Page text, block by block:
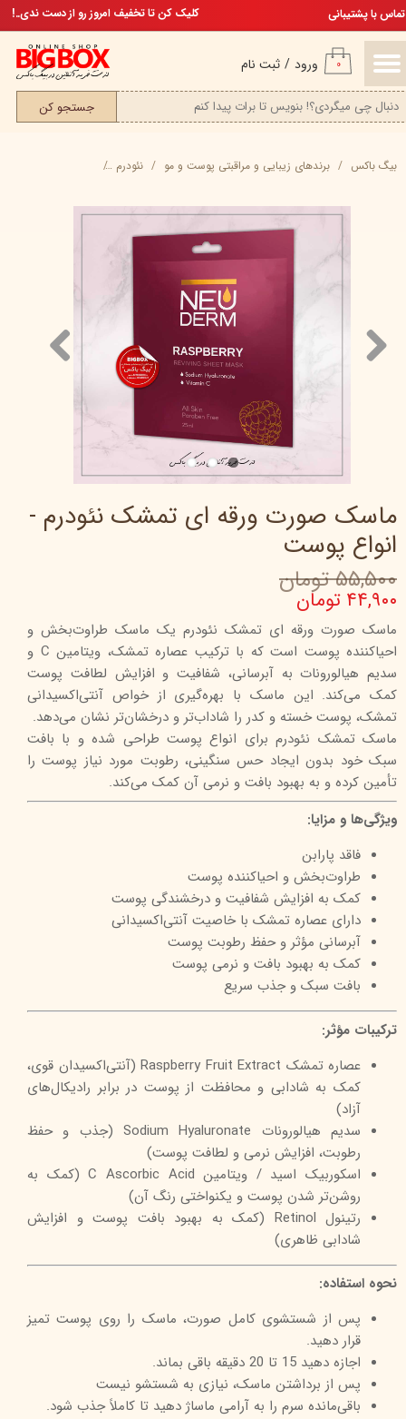
ورود / ثبت نام
حساب کاربری من
تغییر گذر واژه
سفارشات
خروج از حساب کاربری
۰
جستجو کن
تخفیف ویژه، برای مامان خوشگلمکلیک کن تا تخفیف امروز رو از دست ندی..! تماس با پشتیبانی
بیگ باکس برند‌های زیبایی و مراقبتی پوست و مو نئودرم
ماسک صورت ورقه ای تمشک نئودرم -
انواع پوست
۵۵,۵۰۰ تومان
۴۴,۹۰۰ تومان
ماسک صورت ورقه ای تمشک نئودرم یک ماسک طراوت‌بخش و
احیاکننده پوست است که با ترکیب عصاره تمشک، ویتامین C و
سدیم هیالورونات به آبرسانی، شفافیت و افزایش لطافت پوست
کمک می‌کند. این ماسک با بهره‌گیری از خواص آنتی‌اکسیدانی
تمشک، پوست خسته و کدر را شاداب‌تر و درخشان‌تر نشان می‌دهد.
ماسک تمشک نئودرم برای انواع پوست طراحی شده و با بافت
سبک خود بدون ایجاد حس سنگینی، رطوبت مورد نیاز پوست را
تأمین کرده و به بهبود بافت و نرمی آن کمک می‌کند.
ویژگی‌ها و مزایا:
فاقد پارابن
طراوت‌بخش و احیاکننده پوست
کمک به افزایش شفافیت و درخشندگی پوست
دارای عصاره تمشک با خاصیت آنتی‌اکسیدانی
آبرسانی مؤثر و حفظ رطوبت پوست
کمک به بهبود بافت و نرمی پوست
بافت سبک و جذب سریع
ترکیبات مؤثر:
عصاره تمشک Raspberry Fruit Extract (آنتی‌اکسیدان قوی،
کمک به شادابی و محافظت از پوست در برابر رادیکال‌های
آزاد)
سدیم هیالورونات Sodium Hyaluronate (جذب و حفظ
رطوبت، افزایش نرمی و لطافت پوست)
اسکوربیک اسید / ویتامین C Ascorbic Acid (کمک به
روشن‌تر شدن پوست و یکنواختی رنگ آن)
رتینول Retinol (کمک به بهبود بافت پوست و افزایش
شادابی ظاهری)
نحوه استفاده:
پس از شستشوی کامل صورت، ماسک را روی پوست تمیز
قرار دهید.
اجازه دهید 15 تا 20 دقیقه باقی بماند.
پس از برداشتن ماسک، نیازی به شستشو نیست
باقی‌مانده سرم را به آرامی ماساژ دهید تا کاملاً جذب شود.